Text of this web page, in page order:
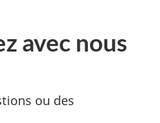
avec nous
ou des